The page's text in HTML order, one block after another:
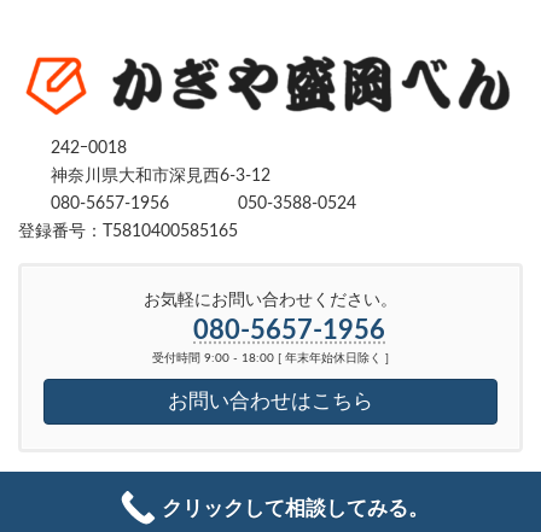
242ｰ0018
神奈川県大和市深見西6-3-12
080-5657-1956
050-3588-0524
登録番号：T5810400585165
お気軽にお問い合わせください。
080-5657-1956
受付時間 9:00 - 18:00 [ 年末年始休日除く ]
お問い合わせはこちら
対応 All Rights Reserved.
クリックして相談してみる。